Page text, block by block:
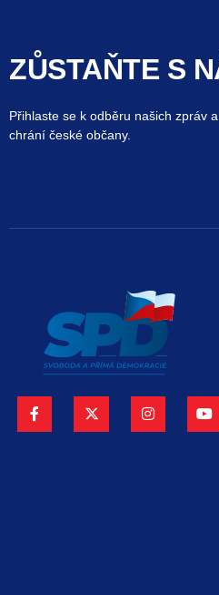
ZŮSTAŇTE S
Přihlaste se k odběru našich zpráv
chrání české občany.